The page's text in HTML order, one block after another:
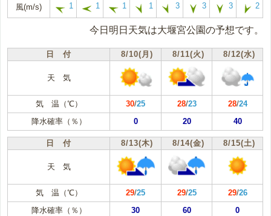
風(m/s) 1 1 1 1 3 3 3 2
今日明日天気は大堰宮公園の予想です。
日 付 8/10(月) 8/11(火) 8/12(水)
天 気
気 温（℃） 30/25 28/23 28/24
降水確率（％）
0 20 40
日 付 8/13(木) 8/14(金) 8/15(土)
天 気
気 温（℃） 29/25 29/25 29/26
降水確率（％）
30 60 0